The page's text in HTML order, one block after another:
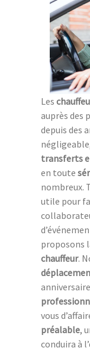
Les
auprès des
depuis des
transferts
en toute
nombreux.
utile pour
proposons
chauffeur.
vous
préalable,
conduira à